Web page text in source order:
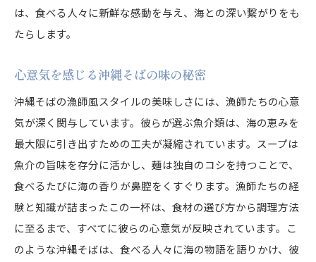
は、食べる人々に新鮮な感動を与え、海との深い繋がりをも
たらします。
心意気を感じる沖縄そばの味の秘密
沖縄そばの漁師風スタイルの美味しさには、漁師たちの心意
気が深く関与しています。彼らが選ぶ魚介類は、海の恵みを
最大限に引き出すための工夫が凝縮されています。スープは
魚介の旨味を存分に活かし、麺は独自のコシを持つことで、
食べるたびに海の香りが鼻腔をくすぐります。漁師たちの経
験と知識が詰まったこの一杯は、食材の選び方から調理方法
に至るまで、すべてに彼らの心意気が反映されています。こ
のような沖縄そばは、食べる人々に海の物語を語りかけ、彼